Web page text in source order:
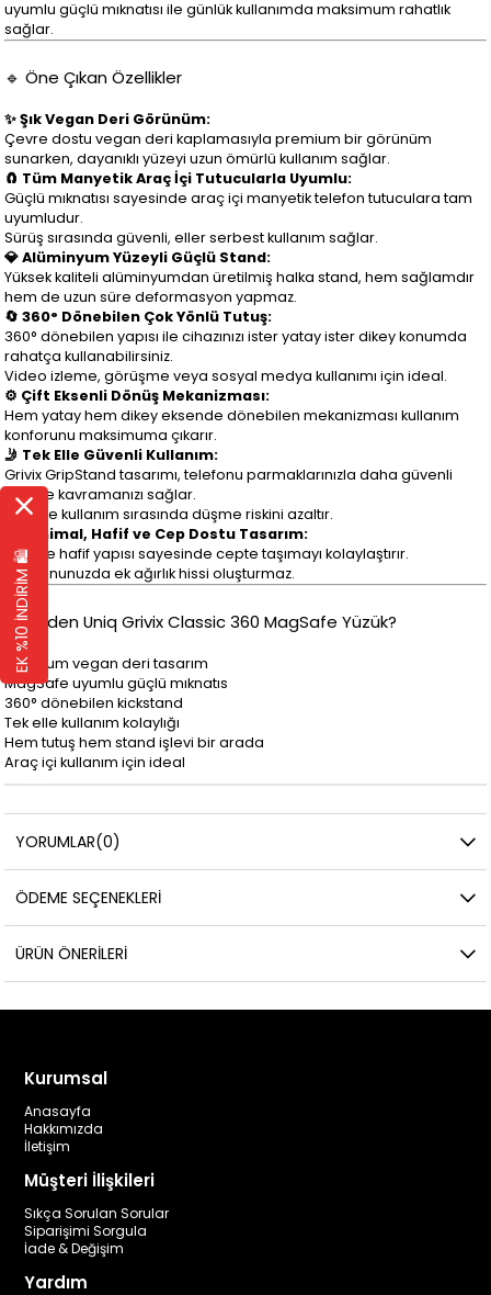
uyumlu güçlü mıknatısı ile günlük kullanımda maksimum rahatlık
sağlar.
🔹 Öne Çıkan Özellikler
✨ Şık Vegan Deri Görünüm:
Çevre dostu vegan deri kaplamasıyla premium bir görünüm
sunarken, dayanıklı yüzeyi uzun ömürlü kullanım sağlar.
🧲 Tüm Manyetik Araç İçi Tutucularla Uyumlu:
Güçlü mıknatısı sayesinde araç içi manyetik telefon tutuculara tam
uyumludur.
Sürüş sırasında güvenli, eller serbest kullanım sağlar.
💎 Alüminyum Yüzeyli Güçlü Stand:
Yüksek kaliteli alüminyumdan üretilmiş halka stand, hem sağlamdır
hem de uzun süre deformasyon yapmaz.
🔄 360° Dönebilen Çok Yönlü Tutuş:
360° dönebilen yapısı ile cihazınızı ister yatay ister dikey konumda
rahatça kullanabilirsiniz.
Video izleme, görüşme veya sosyal medya kullanımı için ideal.
⚙️ Çift Eksenli Dönüş Mekanizması:
Hem yatay hem dikey eksende dönebilen mekanizması kullanım
konforunu maksimuma çıkarır.
🤳 Tek Elle Güvenli Kullanım:
Grivix GripStand tasarımı, telefonu parmaklarınızla daha güvenli
şekilde kavramanızı sağlar.
Tek elle kullanım sırasında düşme riskini azaltır.
🎒 Minimal, Hafif ve Cep Dostu Tasarım:
İnce ve hafif yapısı sayesinde cepte taşımayı kolaylaştırır.
Telefonunuzda ek ağırlık hissi oluşturmaz.
🔹 Neden Uniq Grivix Classic 360 MagSafe Yüzük?
Premium vegan deri tasarım
MagSafe uyumlu güçlü mıknatıs
360° dönebilen kickstand
Tek elle kullanım kolaylığı
Hem tutuş hem stand işlevi bir arada
Araç içi kullanım için ideal
YORUMLAR(0)
ÖDEME SEÇENEKLERI
ÜRÜN ÖNERILERI
Kurumsal
Anasayfa
Hakkımızda
İletişim
Müşteri İlişkileri
Sıkça Sorulan Sorular
Siparişimi Sorgula
İade & Değişim
Yardım
EK %10 İNDİRİM 🛍️